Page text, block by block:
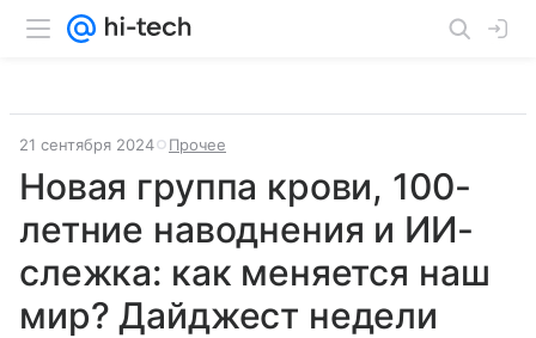
21 сентября 2024 Прочее
Новая группа крови, 100-
летние наводнения и ИИ-
слежка: как меняется наш
мир? Дайджест недели